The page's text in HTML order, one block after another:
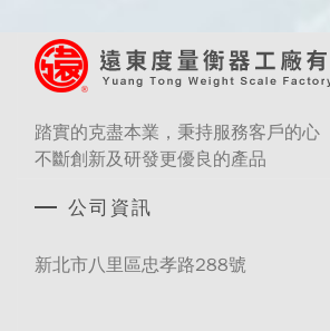
踏實的克盡本業，秉持服務客戶的心
不斷創新及研發更優良的產品
公司資訊
新北市八里區忠孝路288號